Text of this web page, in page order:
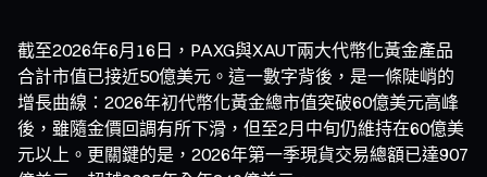
截至2026年6月16日，PAXG與XAUT兩大代幣化黃金產品
合計市值已接近50億美元。這一數字背後，是一條陡峭的
增長曲線：2026年初代幣化黃金總市值突破60億美元高峰
後，雖隨金價回調有所下滑，但至2月中旬仍維持在60億美
元以上。更關鍵的是，2026年第一季現貨交易總額已達907